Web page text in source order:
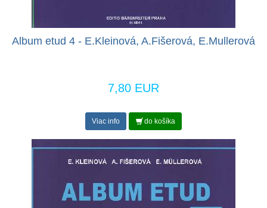
Album etud 4 - E.Kleinová, A.Fišerová, E.Mullerová
7,80 EUR
Viac info do košíka